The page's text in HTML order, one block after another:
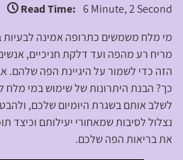
Read Time: 6 Minute, 2 Second
מי מלח משמשים כתרופה אמינה
מריח רע מהפה ועד דלקת חניכיים,
הזה כדי לשמור על היגיינת הפה שלהם.
כך? הבנת היתרונות של שימוש במי מלח
לשלב אותם בשגרת היומיום שלכם,
נצלול לסיבות שמאחורי יעילותם
את בריאות הפה שלכם.